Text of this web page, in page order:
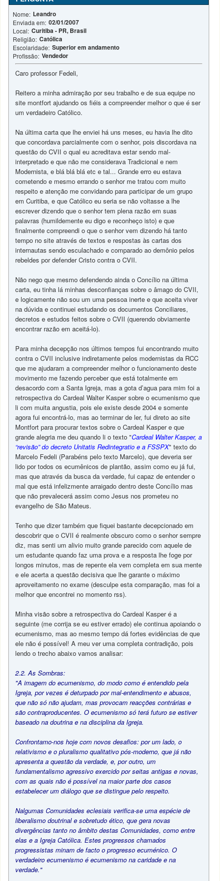
Nome: Leandro
Enviada em: 02/01/2007
Local: Curitiba - PR, Brasil
Religião: Católica
Escolaridade: Superior em andamento
Profissão: Vendedor
Caro professor Fedeli,
Reitero a minha admiração por seu trabalho e de sua equipe no
site montfort ajudando os fiéis a compreender melhor o que é ser
um verdadeiro Católico.
Na última carta que lhe enviei há uns meses, eu havia lhe dito
que concordava parcialmente com o senhor, pois discordava na
questão do CVII o qual eu acreditava estar sendo mal-
interpretado e que não me considerava Tradicional e nem
Modernista, e blá blá blá etc e tal... Grande erro eu estava
cometendo e mesmo errando o senhor me tratou com muito
respeito e atenção me convidando para participar de um grupo
em Curitiba, e que Católico eu seria se não voltasse a lhe
escrever dizendo que o senhor tem plena razão em suas
palavras (humildemente eu digo e reconheço isto) e que
finalmente compreendi o que o senhor vem dizendo há tanto
tempo no site através de textos e respostas às cartas dos
internautas sendo esculachado e comparado ao demônio pelos
rebeldes por defender Cristo contra o CVII.
Não nego que mesmo defendendo ainda o Concílio na última
carta, eu tinha lá minhas desconfianças sobre o âmago do CVII,
e logicamente não sou um uma pessoa inerte e que aceita viver
na dúvida e continuei estudando os documentos Conciliares,
decretos e estudos feitos sobre o CVII (querendo obviamente
encontrar razão em aceitá-lo).
Para minha decepção nos últimos tempos fui encontrando muito
contra o CVII inclusive indiretamente pelos modernistas da RCC
que me ajudaram a compreender melhor o funcionamento deste
movimento me fazendo perceber que está totalmente em
desacordo com a Santa Igreja, mas a gota d’agua para mim foi a
retrospectiva do Cardeal Walter Kasper sobre o ecumenismo que
li com muita angustia, pois ele existe desde 2004 e somente
agora fui encontrá-lo, mas ao terminar de ler, fui direto ao site
Montfort para procurar textos sobre o Cardeal Kasper e que
grande alegria me deu quando li o texto "Cardeal Walter Kasper, a
“revisão” do decreto Unitatis Redintegratio e a FSSPX" texto do
Marcelo Fedeli (Parabéns pelo texto Marcelo), que deveria ser
lido por todos os ecumênicos de plantão, assim como eu já fui,
mas que através da busca da verdade, fui capaz de entender o
mal que está infelizmente arraigado dentro deste Concílio mas
que não prevalecerá assim como Jesus nos prometeu no
evangelho de São Mateus.
Tenho que dizer também que fiquei bastante decepcionado em
descobrir que o CVII é realmente obscuro como o senhor sempre
diz, mas senti um alivio muito grande parecido com aquele de
um estudante quando faz uma prova e a resposta lhe foge por
longos minutos, mas de repente ela vem completa em sua mente
e ele acerta a questão decisiva que lhe garante o máximo
aproveitamento no exame (desculpe esta comparação, mas foi a
melhor que encontrei no momento rss).
Minha visão sobre a retrospectiva do Cardeal Kasper é a
seguinte (me corrija se eu estiver errado) ele continua apoiando o
ecumenismo, mas ao mesmo tempo dá fortes evidências de que
ele não é possível! A meu ver uma completa contradição, pois
lendo o trecho abaixo vamos analisar:
2.2. As Sombras:
"A imagem do ecumenismo, do modo como é entendido pela
Igreja, por vezes é deturpado por mal-entendimento e abusos,
que não só não ajudam, mas provocam reacções contrárias e
são contraproducentes. O ecumenismo só terá futuro se estiver
baseado na doutrina e na disciplina da Igreja.
Confrontamo-nos hoje com novos desafios: por um lado, o
relativismo e o pluralismo qualitativo pós-moderno, que já não
apresenta a questão da verdade, e, por outro, um
fundamentalismo agressivo exercido por seitas antigas e novas,
com as quais não é possível na maior parte dos casos
estabelecer um diálogo que se distingue pelo respeito.
Nalgumas Comunidades eclesiais verifica-se uma espécie de
liberalismo doutrinal e sobretudo ético, que gera novas
divergências tanto no âmbito destas Comunidades, como entre
elas e a Igreja Católica. Estes progressos chamados
progressistas minam de facto o progresso ecuménico. O
verdadeiro ecumenismo é ecumenismo na caridade e na
verdade."